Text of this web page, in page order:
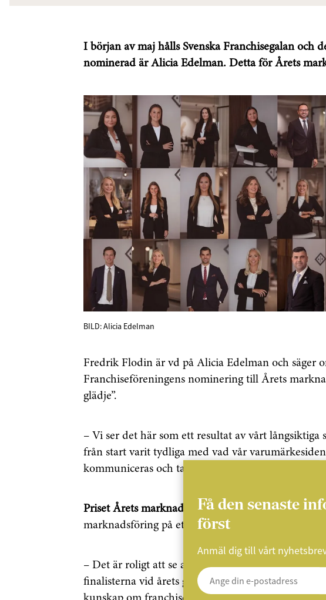
I början av maj hålls Svenska Franchisegalan och
nominerad är Alicia Edelman. Detta för Årets
BILD: Alicia Edelman
Fredrik Flodin är vd på Alicia Edelman och säger
Franchiseföreningens nominering till Årets
glädje”.
– Vi ser det här som ett resultat av vårt långsiktiga
från start varit tydliga med vad vår
kommuniceras och tas emot av mottagaren.
Priset Årets marknadsförare går till den
marknadsföring på ett innovativt och effektivt sätt”.
– Det är roligt att se att så många olika branscher
finalisterna vid årets gala. Vi har under lång tid
Få den senaste
först
Anmäl dig till vårt